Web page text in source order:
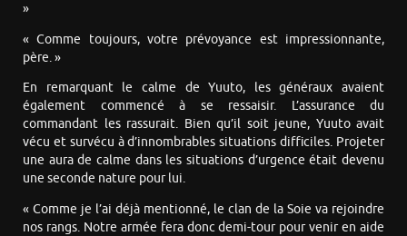
»
« Comme toujours, votre prévoyance est impressionnante,
père. »
En remarquant le calme de Yuuto, les généraux avaient
également commencé à se ressaisir. L’assurance du
commandant les rassurait. Bien qu’il soit jeune, Yuuto avait
vécu et survécu à d’innombrables situations difficiles. Projeter
une aura de calme dans les situations d’urgence était devenu
une seconde nature pour lui.
« Comme je l’ai déjà mentionné, le clan de la Soie va rejoindre
nos rangs. Notre armée fera donc demi-tour pour venir en aide